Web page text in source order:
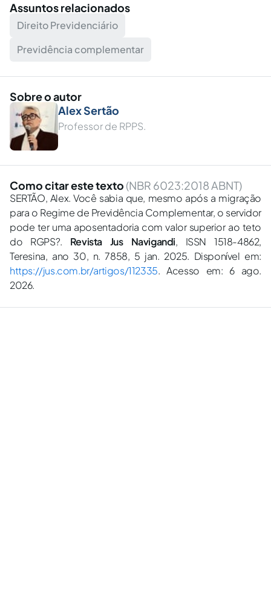
Assuntos relacionados
Direito Previdenciário
Previdência complementar
Sobre o autor
Alex Sertão
Professor de RPPS.
Como citar este texto (NBR 6023:2018 ABNT)
SERTÃO, Alex. Você sabia que, mesmo após a migração
para o Regime de Previdência Complementar, o servidor
pode ter uma aposentadoria com valor superior ao teto
do RGPS?. Revista Jus Navigandi, ISSN 1518-4862,
Teresina, ano 30, n. 7858, 5 jan. 2025. Disponível em:
https://jus.com.br/artigos/112335. Acesso em: 6 ago.
2026.